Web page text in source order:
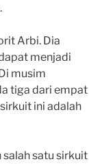
Arbi. Dia
menjadi
musim
tiga dari empat
ini adalah
salah satu sirkuit